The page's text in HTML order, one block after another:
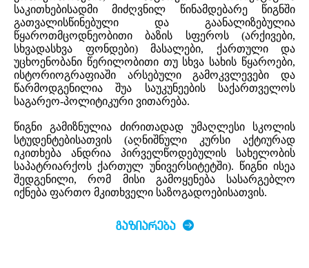
საკითხებისადმი მიძღვნილ წინამდებარე წიგნში
გათვალისწინებული და გაანალიზებულია
წყაროთმცოდნეობითი ბაზის სფეროს (არქივები,
სხვადასხვა ფონდები) მასალები, ქართული და
უცხოენობანი წერილობითი თუ სხვა სახის წყაროები,
ისტორიოგრაფიაში არსებული გამოკვლევები და
წარმოდგენილია შუა საუკუნეების საქართველოს
საგარეო-პოლიტიკური ვითარება.
წიგნი გამიზნულია ძირითადად უმაღლესი სკოლის
სტუდენტებისათვის (აღნიშნული კურსი აქტიურად
იკითხება ანდრია პირველწოდებულის სახელობის
საპატრიარქოს ქართულ უნივერსიტეტში). წიგნი ისეა
შედგენილი, რომ მისი გამოყენება სასარგებლო
იქნება ფართო მკითხველი საზოგადოებისათვის.
ᲒᲐᲖᲘᲐᲠᲔᲑᲐ